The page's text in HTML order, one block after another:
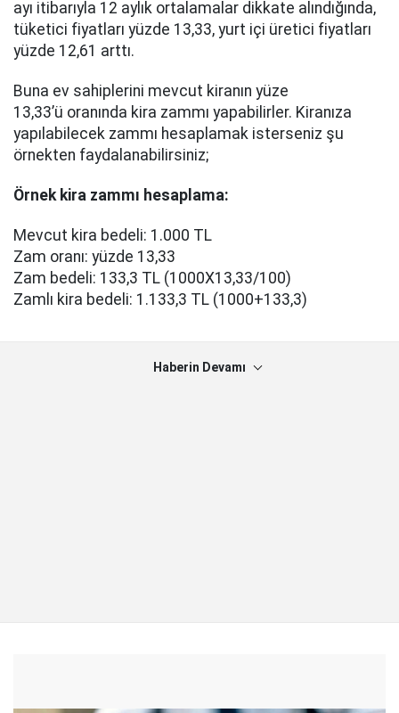
ayı itibarıyla 12 aylık ortalamalar dikkate alındığında,
tüketici fiyatları yüzde 13,33, yurt içi üretici fiyatları
yüzde 12,61 arttı.
Buna ev sahiplerini mevcut kiranın yüze
13,33’ü oranında kira zammı yapabilirler. Kiranıza
yapılabilecek zammı hesaplamak isterseniz şu
örnekten faydalanabilirsiniz;
Örnek kira zammı hesaplama:
Mevcut kira bedeli: 1.000 TL
Zam oranı: yüzde 13,33
Zam bedeli: 133,3 TL (1000X13,33/100)
Zamlı kira bedeli: 1.133,3 TL (1000+133,3)
Haberin Devamı